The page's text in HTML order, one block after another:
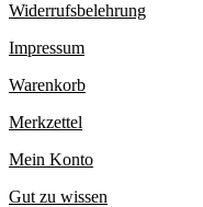
Widerrufsbelehrung
Impressum
Warenkorb
Merkzettel
Mein Konto
Gut zu wissen